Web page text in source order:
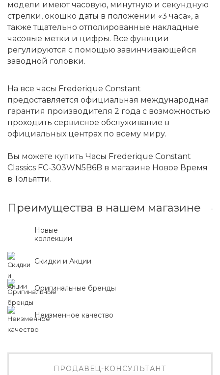
модели имеют часовую, минутную и секундную
стрелки, окошко даты в положении «3 часа», а
также тщательно отполированные накладные
часовые метки и цифры. Все функции
регулируются с помощью завинчивающейся
заводной головки.
На все часы Frederique Constant
предоставляется официальная международная
гарантия производителя 2 года с возможностью
проходить сервисное обслуживание в
официальных центрах по всему миру.
Вы можете купить Часы Frederique Constant
Classics FC-303WN5B6B в магазине Новое Время
в Тольятти.
Преимущества в нашем магазине
Новые
коллекции
Скидки и Акции
Оригинальные бренды
Неизменное качество
ПРОДАВЕЦ-КОНСУЛЬТАНТ